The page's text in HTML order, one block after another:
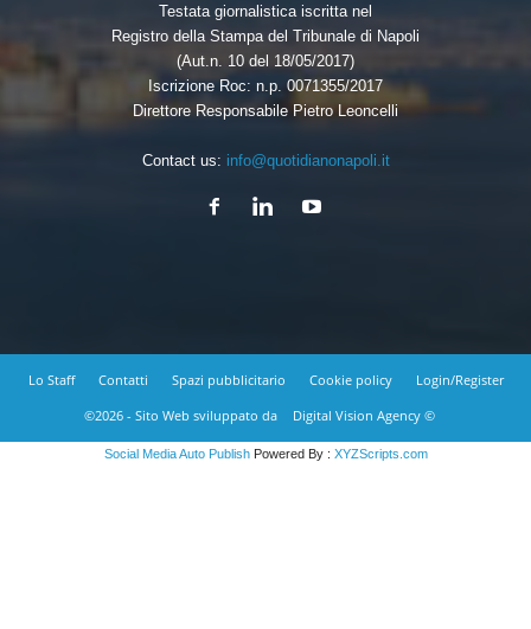
Testata giornalistica iscritta nel
Registro della Stampa del Tribunale di Napoli
(Aut.n. 10 del 18/05/2017)
Iscrizione Roc: n.p. 0071355/2017
Direttore Responsabile Pietro Leoncelli
Contact us: info@quotidianonapoli.it
Lo Staff Contatti Spazi pubblicitario Cookie policy
Login/Register
©2026 - Sito Web sviluppato da
Digital Vision Agency ©
Social Media Auto PublishPowered By : XYZScripts.com